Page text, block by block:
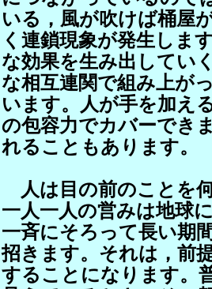
いる，風が吹けば桶屋
く連鎖現象が発生しま
な効果を生み出してい
な相互連関で組み上が
います。人が手を加え
の包容力でカバーでき
れることもあります。
人は目の前のことを
一人一人の営みは地球
一斉にそろって長い期
招きます。それは，前
することになります。